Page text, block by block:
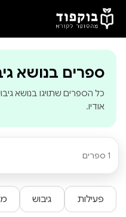
דלג לתוכן הראשי
ספרים בנושא
כל הספרים שתויגו בנושא
אודיו.
1 ספרים
פעילות גיבוש